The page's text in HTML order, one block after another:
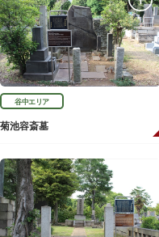
谷中エリア
菊池容斎墓